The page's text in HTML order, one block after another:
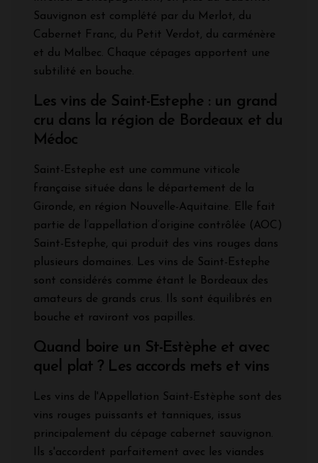
Sauvignon est complété par du Merlot, du
Cabernet Franc, du Petit Verdot, du carménère
et du Malbec. Chaque cépages apportent une
subtilité en bouche.
Les vins de Saint-Estephe : un grand
cru dans la région de Bordeaux et du
Médoc
Saint-Estephe est une commune viticole
française située dans le département de la
Gironde, en région Nouvelle-Aquitaine. Elle fait
partie de l’appellation d’origine contrôlée (AOC)
Saint-Estephe, qui produit des vins rouges dans
plusieurs domaines. Les vins de Saint-Estephe
sont considérés comme étant le Bordeaux des
amateurs de grands crus. Ils sont équilibrés en
bouche et raviront vos papilles.
Quand boire un St-Estèphe et avec
quel plat ? Les accords mets et vins
Les vins de l'Appellation Saint-Estèphe sont des
vins rouges puissants et tanniques, issus
principalement du cépage cabernet sauvignon.
Ils s'accordent parfaitement avec les viandes